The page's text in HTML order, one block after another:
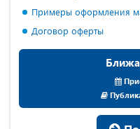
Примеры оформления
Договор оферты